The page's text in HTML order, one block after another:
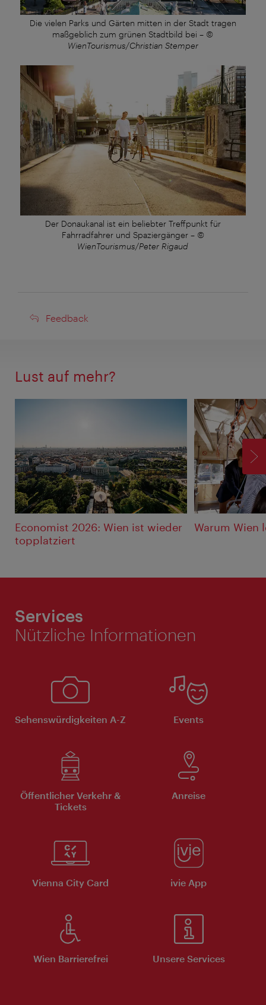
Die vielen Parks und Gärten mitten in der Stadt tragen
maßgeblich zum grünen Stadtbild bei – ©
WienTourismus/Christian Stemper
Der Donaukanal ist ein beliebter Treffpunkt für
Fahrradfahrer und Spaziergänger– ©
WienTourismus/Peter Rigaud
Feedback
Feedback
Lust auf mehr?
Economist 2026: Wien ist wieder
topplatziert
Warum Wien
Services
Nützliche Informationen
Sehenswürdigkeiten A-Z Events
Öffentlicher Verkehr &
Tickets
Anreise
Vienna City Card ivie App
Wien Barrierefrei Unsere Services